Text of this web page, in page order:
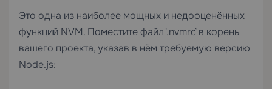
Это одна из наиболее мощных и недооценённых
функций NVM. Поместите файл `.nvmrc` в корень
вашего проекта, указав в нём требуемую версию
Node.js: